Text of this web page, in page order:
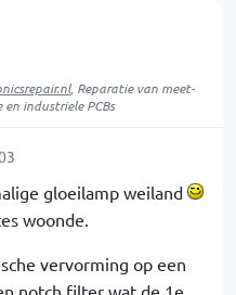
, Reparatie van meet-
industriele PCBs
gloeilamp weiland
woonde.
vervorming op een
notch filter wat de 1e